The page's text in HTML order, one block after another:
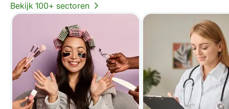
Bekijk 100+ sectoren